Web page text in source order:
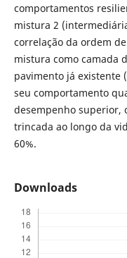
comportamentos
mistura 2
correlação da ordem
mistura como camada
pavimento já existente
seu comportamento
desempenho superior,
trincada ao longo da
60%.
Downloads